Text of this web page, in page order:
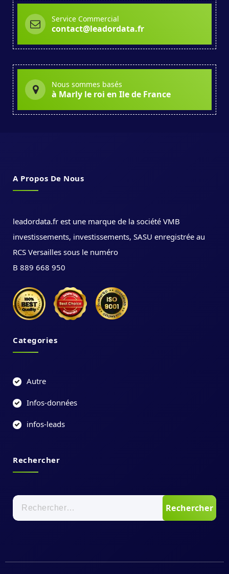
Service Commercial
contact@leadordata.fr
Nous sommes basés
à Marly le roi en Ile de France
A Propos De Nous
leadordata.fr est une marque de la société VMB
investissements, investissements, SASU enregistrée au
RCS Versailles sous le numéro
B 889 668 950
Categories
Autre
Infos-données
infos-leads
Rechercher